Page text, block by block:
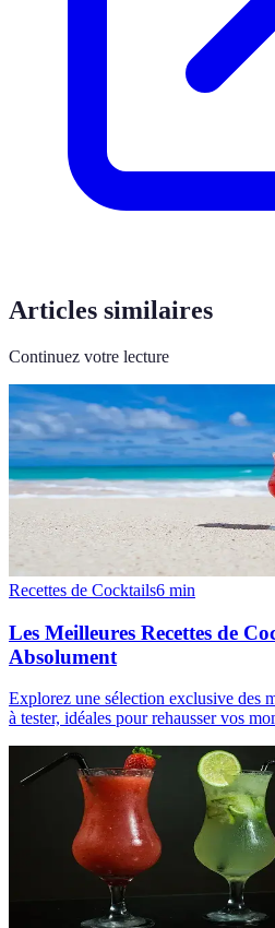
Articles similaires
Continuez votre lecture
Recettes de Cocktails6 min
Les Meilleures Recettes de
Absolument
Explorez une sélection exclusive des
à tester, idéales pour rehausser vos